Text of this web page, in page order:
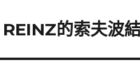
的索夫波